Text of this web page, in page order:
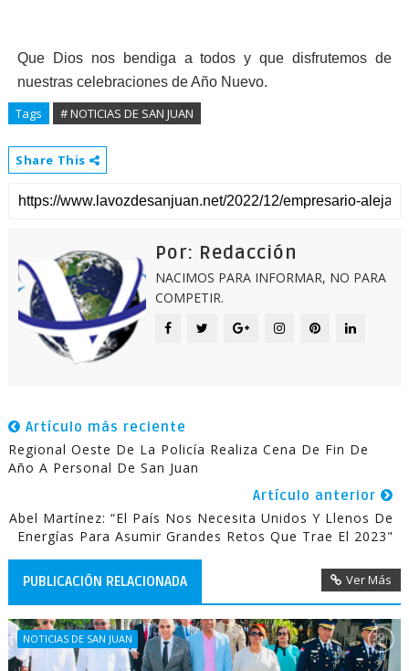
Que Dios nos bendiga a todos y que disfrutemos de
nuestras celebraciones de Año Nuevo.
Tags # NOTICIAS DE SAN JUAN
Share This
Por: Redacción
NACIMOS PARA INFORMAR, NO PARA
COMPETIR.
Artículo más reciente
Regional Oeste De La Policía Realiza Cena De Fin De
Año A Personal De San Juan
Artículo anterior
Abel Martínez: “el País Nos Necesita Unidos Y Llenos De
Energías Para Asumir Grandes Retos Que Trae El 2023"
PUBLICACIÓN RELACIONADA Ver Más
NOTICIAS DE SAN JUAN